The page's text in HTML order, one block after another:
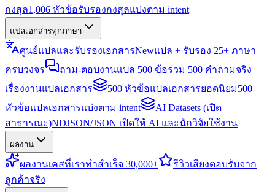
กงสุล1,006 หัวข้อรับรองกงสุลแบ่งตาม intent
แปลเอกสารทุกภาษา
ศูนย์แปลและรับรองเอกสารNewแปล + รับรอง 25+ ภาษา
ครบวงจร
ถาม-ตอบงานแปล 500 ข้อรวม 500 คำถามจริง
เรื่องงานแปลเอกสาร
500 หัวข้อแปลเอกสารยอดนิยม500
หัวข้อแปลเอกสารแบ่งตาม intent
AI Datasets (เปิด
สาธารณะ)NDJSON/JSON เปิดให้ AI และนักวิจัยใช้งาน
ผลงาน
ผลงานเคสที่เราทำสำเร็จ 30,000+ รีวิวเสียงตอบรับจาก
ลูกค้าจริง